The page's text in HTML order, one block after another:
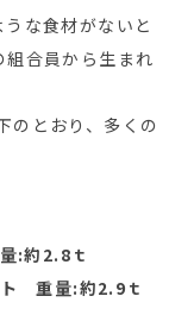
な食材がないと
合員から生まれ
のとおり、多くの
:約2.8ｔ
重量:約2.9ｔ